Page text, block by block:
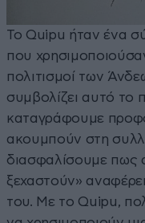
Το Quipu ήταν ένα
που
πολιτισμοί των
συμβολίζει αυτό το
καταγράφουμε
ακουμπούν στη
διασφαλίσουμε πως
ξεχαστούν»
του. Με το Quipu,